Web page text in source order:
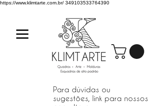
https://www.klimtarte.com.br/ 349103533764390
Para dúvidas ou
sugestões, link para nossos